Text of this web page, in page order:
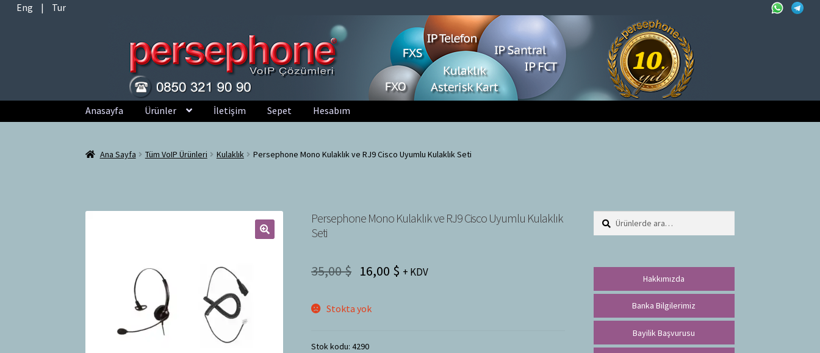
Eng | Tur
Dolaşıma
geç
İçeriğe
geç
Anasayfa Ürünler İletişim Sepet Hesabım
Ana Sayfa Tüm VoIP Ürünleri Kulaklık Persephone Mono Kulaklık ve RJ9 Cisco Uyumlu Kulaklık Seti
Persephone Mono Kulaklık ve RJ9 Cisco Uyumlu Kulaklık
Seti
35,00$ 16,00 $ + KDV
Stokta yok
Stok kodu:4290
Ara:
Hakkımızda
Banka Bilgilerimiz
Bayilik Başvurusu